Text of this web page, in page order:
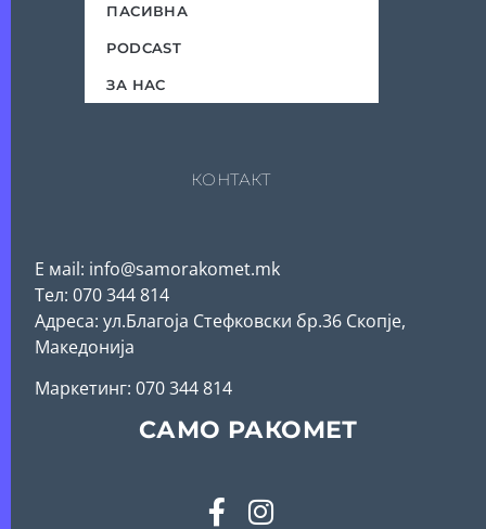
ПАСИВНА
PODCAST
ЗА НАС
КОНТАКТ
Е мail: info@samorakomet.mk
Тел: 070 344 814
Адреса: ул.Благоја Стефковски бр.36 Скопје,
Македонија
Mаркетинг: 070 344 814
САМО РАКОМЕТ